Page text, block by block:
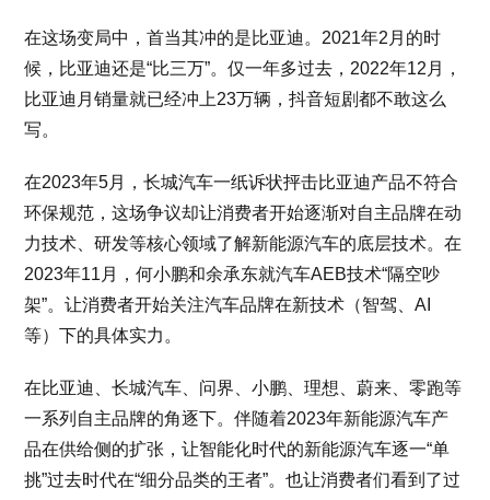
在这场变局中，首当其冲的是比亚迪。2021年2月的时
候，比亚迪还是“比三万”。仅一年多过去，2022年12月，
比亚迪月销量就已经冲上23万辆，抖音短剧都不敢这么
写。
在2023年5月，长城汽车一纸诉状抨击比亚迪产品不符合
环保规范，这场争议却让消费者开始逐渐对自主品牌在动
力技术、研发等核心领域了解新能源汽车的底层技术。在
2023年11月，何小鹏和余承东就汽车AEB技术“隔空吵
架”。让消费者开始关注汽车品牌在新技术（智驾、AI
等）下的具体实力。
在比亚迪、长城汽车、问界、小鹏、理想、蔚来、零跑等
一系列自主品牌的角逐下。伴随着2023年新能源汽车产
品在供给侧的扩张，让智能化时代的新能源汽车逐一“单
挑”过去时代在“细分品类的王者”。也让消费者们看到了过